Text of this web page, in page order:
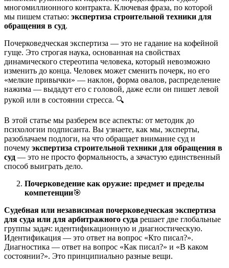
многомиллионного контракта. Ключевая фраза, по которой
мы пишем статью: экспертиза строительной техники для
обращения в суд.
Почерковедческая экспертиза — это не гадание на кофейной
гуще. Это строгая наука, основанная на свойствах
динамического стереотипа человека, который невозможно
изменить до конца. Человек может сменить почерк, но его
«мелкие привычки» — наклон, форма овалов, распределение
нажима — выдадут его с головой, даже если он пишет левой
рукой или в состоянии стресса. 🔍
В этой статье мы разберем все аспекты: от методик до
психологии подписанта. Вы узнаете, как мы, эксперты,
разоблачаем подлоги, на что обращает внимание суд и
почему экспертиза строительной техники для обращения в
суд — это не просто формальность, а зачастую единственный
способ выиграть дело.
Почерковедение как оружие: предмет и пределы
компетенции🎯
Судебная или независимая почерковедческая экспертиза
для суда или для арбитражного суда решает две глобальные
группы задач: идентификационную и диагностическую.
Идентификация — это ответ на вопрос «Кто писал?».
Диагностика — ответ на вопрос «Как писал?» и «В каком
состоянии?». Это принципиально разные вещи.